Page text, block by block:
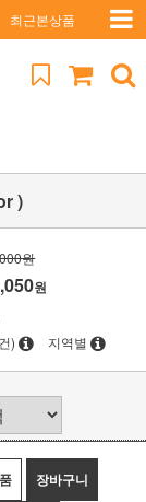
최근본상품
)
원
원
) 지역별
장바구니